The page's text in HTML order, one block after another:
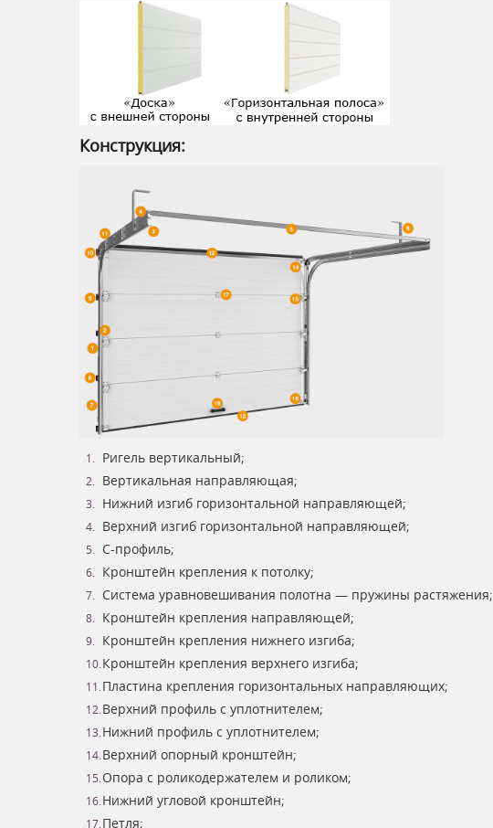
Конструкция:
Ригель вертикальный;
Вертикальная направляющая;
Нижний изгиб горизонтальной направляющей;
Верхний изгиб горизонтальной направляющей;
С-профиль;
Кронштейн крепления к потолку;
Система уравновешивания полотна — пружины растяжения;
Кронштейн крепления направляющей;
Кронштейн крепления нижнего изгиба;
Кронштейн крепления верхнего изгиба;
Пластина крепления горизонтальных направляющих;
Верхний профиль с уплотнителем;
Нижний профиль с уплотнителем;
Верхний опорный кронштейн;
Опора с роликодержателем и роликом;
Нижний угловой кронштейн;
Петля;